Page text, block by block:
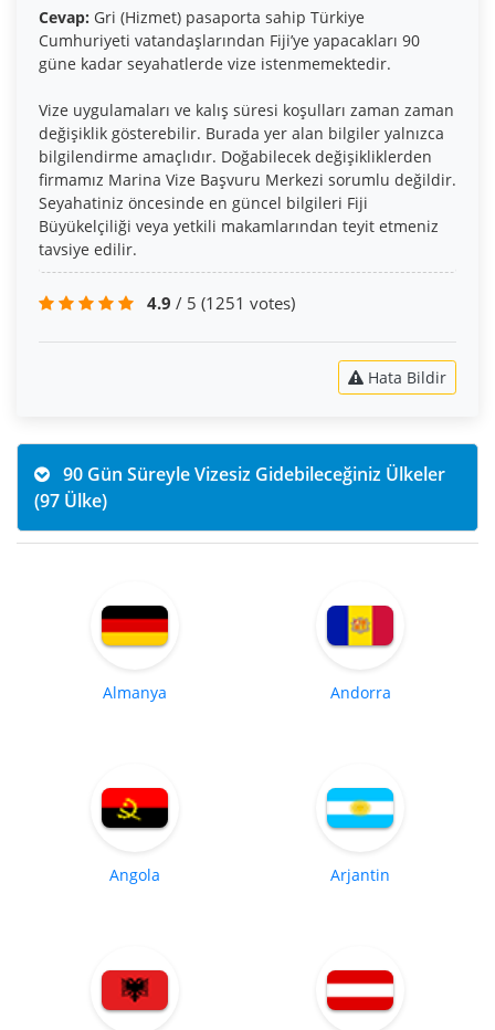
Cevap: Gri (Hizmet) pasaporta sahip Türkiye
Cumhuriyeti vatandaşlarından Fiji’ye yapacakları 90
güne kadar seyahatlerde vize istenmemektedir.
Vize uygulamaları ve kalış süresi koşulları zaman zaman
değişiklik gösterebilir. Burada yer alan bilgiler yalnızca
bilgilendirme amaçlıdır. Doğabilecek değişikliklerden
firmamız Marina Vize Başvuru Merkezi sorumlu değildir.
Seyahatiniz öncesinde en güncel bilgileri Fiji
Büyükelçiliği veya yetkili makamlarından teyit etmeniz
tavsiye edilir.
4.9 / 5 (1251 votes)
Hata Bildir
(97 Ülke)
Almanya Andorra
Angola Arjantin